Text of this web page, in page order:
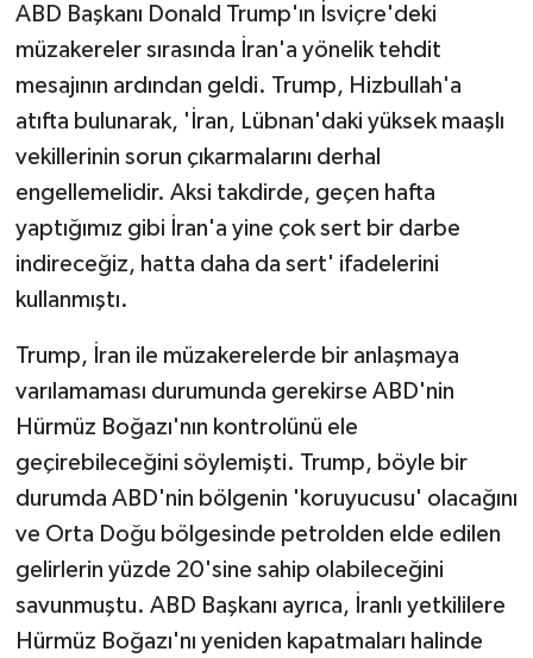
ABD Başkanı Donald Trump'ın İsviçre'deki
müzakereler sırasında İran'a yönelik tehdit
mesajının ardından geldi. Trump, Hizbullah'a
atıfta bulunarak, 'İran, Lübnan'daki yüksek maaşlı
vekillerinin sorun çıkarmalarını derhal
engellemelidir. Aksi takdirde, geçen hafta
yaptığımız gibi İran'a yine çok sert bir darbe
indireceğiz, hatta daha da sert' ifadelerini
kullanmıştı.
Trump, İran ile müzakerelerde bir anlaşmaya
varılamaması durumunda gerekirse ABD'nin
Hürmüz Boğazı'nın kontrolünü ele
geçirebileceğini söylemişti. Trump, böyle bir
durumda ABD'nin bölgenin 'koruyucusu' olacağını
ve Orta Doğu bölgesinde petrolden elde edilen
gelirlerin yüzde 20'sine sahip olabileceğini
savunmuştu. ABD Başkanı ayrıca, İranlı yetkililere
Hürmüz Boğazı'nı yeniden kapatmaları halinde